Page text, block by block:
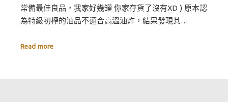
常備最佳良品，我家好幾罐 你家存貨了沒有XD ) 原本認
為特級初榨的油品不適合高溫油炸，結果發現其…
Read more